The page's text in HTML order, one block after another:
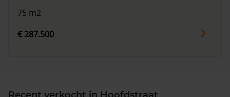
75 m2
€ 287.500